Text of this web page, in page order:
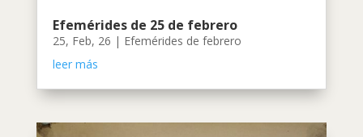
Efemérides de 25 de febrero
25, Feb, 26 | Efemérides de febrero
leer más